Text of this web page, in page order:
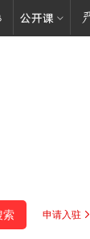
申请入驻